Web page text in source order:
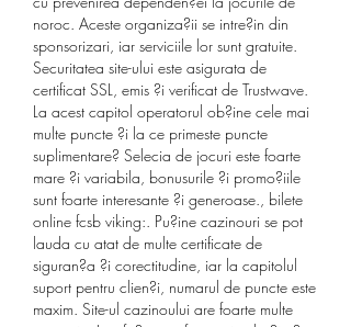
noroc. Aceste organiza?ii se intre?in din
sponsorizari, iar serviciile lor sunt gratuite.
Securitatea site-ului este asigurata de
certificat SSL, emis ?i verificat de Trustwave.
La acest capitol operatorul ob?ine cele mai
multe puncte ?i la ce primeste puncte
suplimentare? Selecia de jocuri este foarte
mare ?i variabila, bonusurile ?i promo?iile
sunt foarte interesante ?i generoase., bilete
online fcsb viking:. Pu?ine cazinouri se pot
lauda cu atat de multe certificate de
siguran?a ?i corectitudine, iar la capitolul
suport pentru clien?i, numarul de puncte este
maxim. Site-ul cazinoului are foarte multe